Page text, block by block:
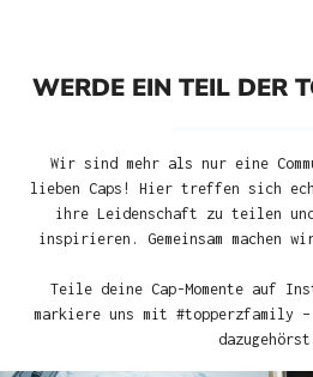
WERDE EIN TEIL DER
Wir sind mehr als nur eine
lieben Caps! Hier treffen sich
ihre Leidenschaft zu teilen
inspirieren. Gemeinsam machen
Teile deine Cap-Momente auf
markiere uns mit #topperzfamily